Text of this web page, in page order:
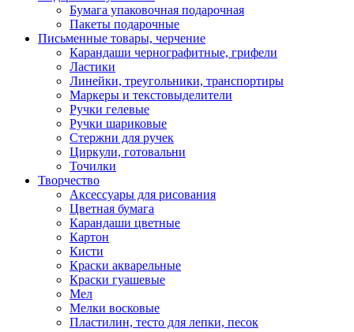
Бумага упаковочная подарочная
Пакеты подарочные
Письменные товары, черчение
Карандаши чернографитные, грифели
Ластики
Линейки, треугольники, транспортиры
Маркеры и текстовыделители
Ручки гелевые
Ручки шариковые
Стержни для ручек
Циркули, готовальни
Точилки
Творчество
Аксессуары для рисования
Цветная бумага
Карандаши цветные
Картон
Кисти
Краски акварельные
Краски гуашевые
Мел
Мелки восковые
Пластилин, тесто для лепки, песок